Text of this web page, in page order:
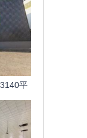
平